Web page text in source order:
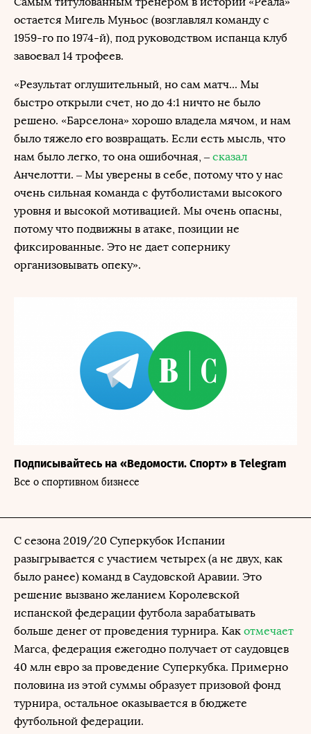
остается Мигель Муньос (возглавлял команду с
1959-го по 1974-й), под руководством испанца клуб
завоевал 14 трофеев.
«Результат оглушительный, но сам матч... Мы
быстро открыли счет, но до 4:1 ничто не было
решено. «Барселона» хорошо владела мячом, и нам
было тяжело его возвращать. Если есть мысль, что
нам было легко, то она ошибочная, – сказал
Анчелотти. – Мы уверены в себе, потому что у нас
очень сильная команда с футболистами высокого
уровня и высокой мотивацией. Мы очень опасны,
потому что подвижны в атаке, позиции не
фиксированные. Это не дает сопернику
организовывать опеку».
Подписывайтесь на «Ведомости. Спорт» в Telegram
Все о спортивном бизнесе
С сезона 2019/20 Суперкубок Испании
разыгрывается с участием четырех (а не двух, как
было ранее) команд в Саудовской Аравии. Это
решение вызвано желанием Королевской
испанской федерации футбола зарабатывать
больше денег от проведения турнира. Как отмечает
Marca, федерация ежегодно получает от саудовцев
40 млн евро за проведение Суперкубка. Примерно
половина из этой суммы образует призовой фонд
турнира, остальное оказывается в бюджете
футбольной федерации.